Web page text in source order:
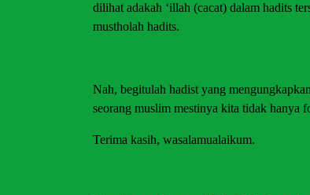
dilihat adakah ‘illah (cacat) dalam hadits
mustholah hadits.
Nah, begitulah hadist yang
seorang muslim mestinya kita tidak hanya
Terima kasih, wasalamualaikum.